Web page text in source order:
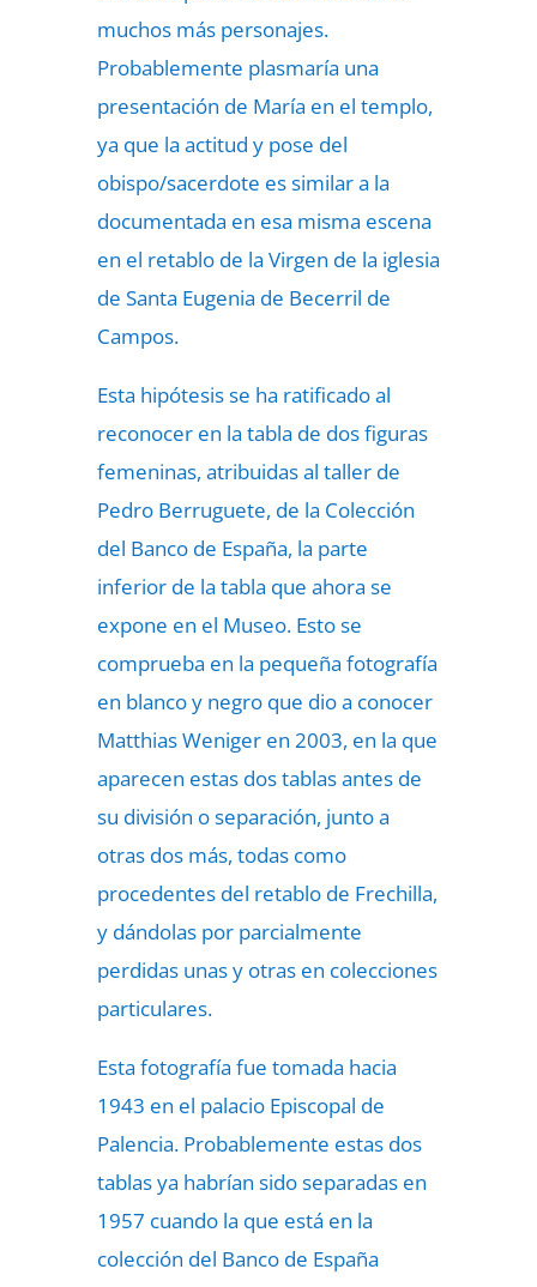
muchos más personajes.
Probablemente plasmaría una
presentación de María en el templo,
ya que la actitud y pose del
obispo/sacerdote es similar a la
documentada en esa misma escena
en el retablo de la Virgen de la iglesia
de Santa Eugenia de Becerril de
Campos.
Esta hipótesis se ha ratificado al
reconocer en la tabla de dos figuras
femeninas, atribuidas al taller de
Pedro Berruguete, de la Colección
del Banco de España, la parte
inferior de la tabla que ahora se
expone en el Museo. Esto se
comprueba en la pequeña fotografía
en blanco y negro que dio a conocer
Matthias Weniger en 2003, en la que
aparecen estas dos tablas antes de
su división o separación, junto a
otras dos más, todas como
procedentes del retablo de Frechilla,
y dándolas por parcialmente
perdidas unas y otras en colecciones
particulares.
Esta fotografía fue tomada hacia
1943 en el palacio Episcopal de
Palencia. Probablemente estas dos
tablas ya habrían sido separadas en
1957 cuando la que está en la
colección del Banco de España